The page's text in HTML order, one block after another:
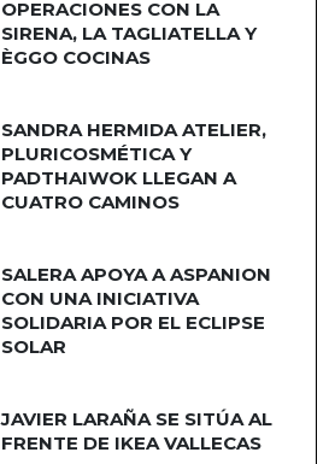
OPERACIONES CON LA
SIRENA, LA TAGLIATELLA Y
ÈGGO COCINAS
SANDRA HERMIDA ATELIER,
PLURICOSMÉTICA Y
PADTHAIWOK LLEGAN A
CUATRO CAMINOS
SALERA APOYA A ASPANION
CON UNA INICIATIVA
SOLIDARIA POR EL ECLIPSE
SOLAR
JAVIER LARAÑA SE SITÚA AL
FRENTE DE IKEA VALLECAS